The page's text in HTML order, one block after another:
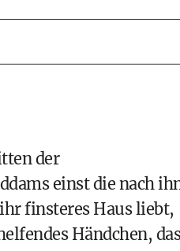
der
einst die nach
finsteres Haus liebt,
Händchen, das